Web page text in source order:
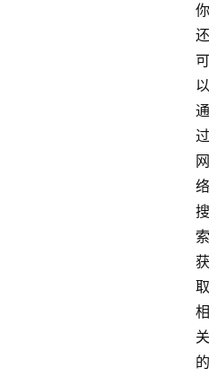
你
还
可
以
通
过
网
络
搜
索
获
取
相
关
的